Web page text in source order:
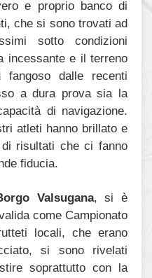
e proprio banco di
che si sono trovati ad
sotto condizioni
incessante e il terreno
dalle recenti
a dura prova sia la
di navigazione.
atleti hanno brillato e
risultati che ci fanno
fiducia.
Valsugana, si è
come Campionato
locali, che erano
si sono rivelati
soprattutto con la